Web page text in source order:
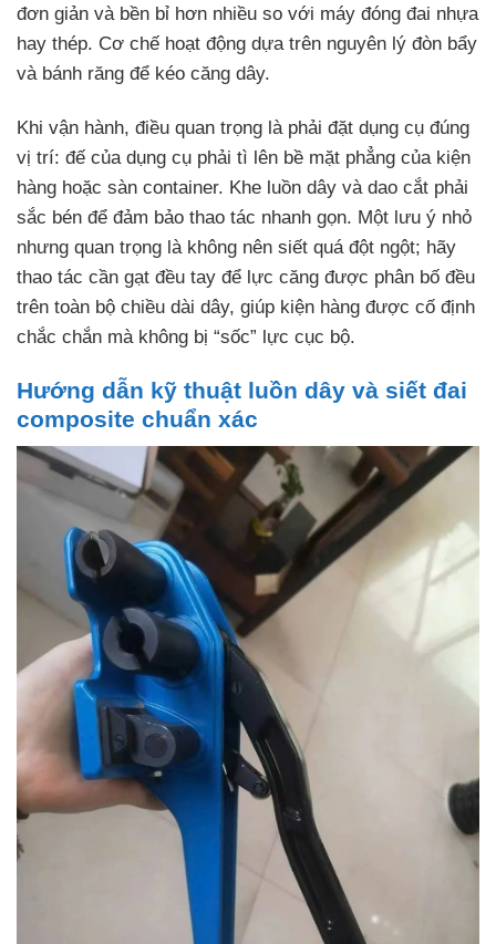
đơn giản và bền bỉ hơn nhiều so với máy đóng đai nhựa
hay thép. Cơ chế hoạt động dựa trên nguyên lý đòn bẩy
và bánh răng để kéo căng dây.
Khi vận hành, điều quan trọng là phải đặt dụng cụ đúng
vị trí: đế của dụng cụ phải tì lên bề mặt phẳng của kiện
hàng hoặc sàn container. Khe luồn dây và dao cắt phải
sắc bén để đảm bảo thao tác nhanh gọn. Một lưu ý nhỏ
nhưng quan trọng là không nên siết quá đột ngột; hãy
thao tác cần gạt đều tay để lực căng được phân bố đều
trên toàn bộ chiều dài dây, giúp kiện hàng được cố định
chắc chắn mà không bị “sốc” lực cục bộ.
Hướng dẫn kỹ thuật luồn dây và siết đai
composite chuẩn xác